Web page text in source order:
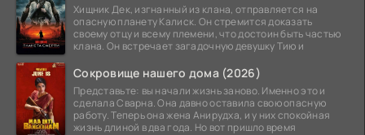
Хищник Дек, изгнанный из клана, отправляется на
опасную планету Калиск. Он стремится доказать
своему отцу и всему племени, что достоин быть частью
клана. Он встречает загадочную девушку Тию и
Сокровище нашего дома (2026)
Представьте: вы начали жизнь заново. Именно это и
сделала Сварна. Она давно оставила свою опасную
работу. Теперь она жена Анирудха, и у них спокойная
жизнь длиной в два года. Но вот пришло время